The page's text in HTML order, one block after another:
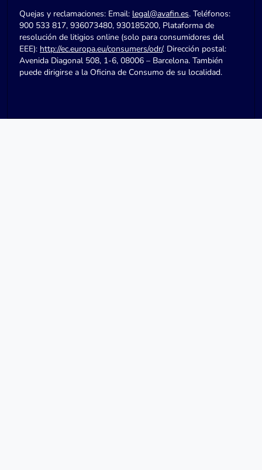
Quejas y reclamaciones: Email: legal@avafin.es. Teléfonos:
900 533 817, 936073480, 930185200, Plataforma de
resolución de litigios online (solo para consumidores del
EEE): http://ec.europa.eu/consumers/odr/. Dirección postal:
Avenida Diagonal 508, 1-6, 08006 – Barcelona. También
puede dirigirse a la Oficina de Consumo de su localidad.